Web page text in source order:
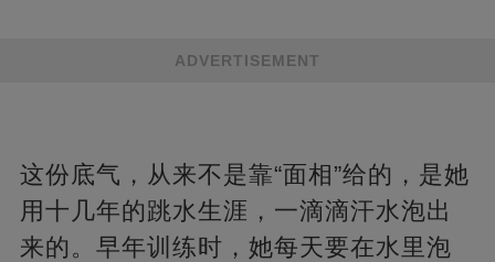
ADVERTISEMENT
这份底气，从来不是靠“面相”给的，是她
用十几年的跳水生涯，一滴滴汗水泡出
来的。早年训练时，她每天要在水里泡